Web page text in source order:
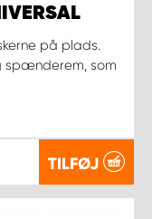
på plads.
spænderem, som
TILFØJ